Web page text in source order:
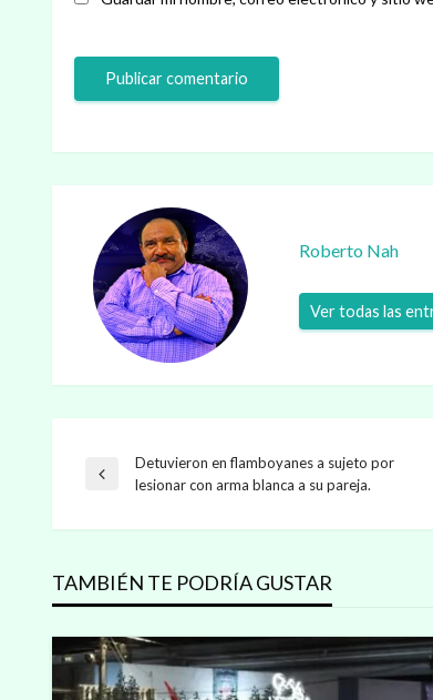
Roberto Nah
Ver todas las
Navegación
de
entradas
Entrada
Detuvieron en flamboyanes a sujeto por
lesionar con arma blanca a su pareja.
TAMBIÉN TE PODRÍA GUSTAR